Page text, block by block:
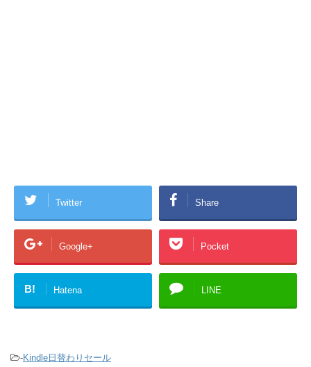
Twitter Share
Google+ Pocket
B! Hatena LINE
-Kindle日替わりセール